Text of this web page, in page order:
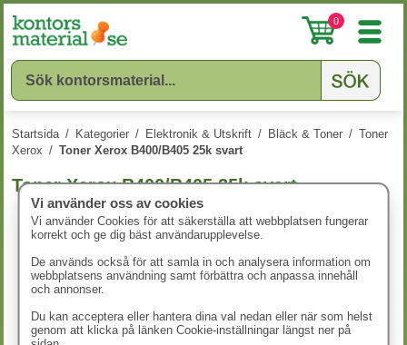
0
Startsida / Kategorier / Elektronik & Utskrift / Bläck & Toner / Toner
Xerox / Toner Xerox B400/B405 25k svart
Toner Xerox B400/B405 25k svart
Vi använder oss av cookies
Vi använder Cookies för att säkerställa att webbplatsen fungerar
korrekt och ge dig bäst användarupplevelse.
De används också för att samla in och analysera information om
webbplatsens användning samt förbättra och anpassa innehåll
och annonser.
Du kan acceptera eller hantera dina val nedan eller när som helst
genom att klicka på länken Cookie-inställningar längst ner på